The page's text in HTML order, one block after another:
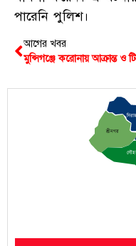
পারেনি পুলিশ।
আগের খবর
শ্রীনগর